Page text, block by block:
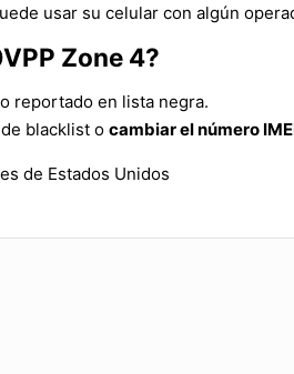
usar su celular con algún
Zone 4?
reportado en lista negra.
blacklist o cambiar el número
de Estados Unidos